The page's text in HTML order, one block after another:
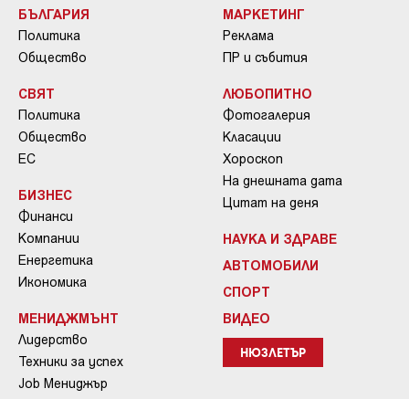
БЪЛГАРИЯ
Политика
Общество
СВЯТ
Политика
Общество
ЕС
БИЗНЕС
Финанси
Компании
Енергетика
Икономика
МЕНИДЖМЪНТ
Лидерство
Техники за успех
Job Мениджър
МАРКЕТИНГ
Реклама
ПР и събития
ЛЮБОПИТНО
Фотогалерия
Класации
Хороскоп
На днешната дата
Цитат на деня
НАУКА И ЗДРАВЕ
АВТОМОБИЛИ
СПОРТ
ВИДЕО
НЮЗЛЕТЪР